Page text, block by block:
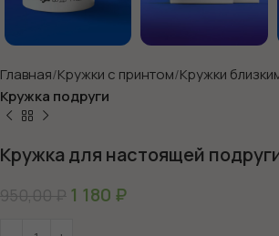
Главная Кружки с принтом Кружки
Кружка подруги
Кружка для настоящей
950,00₽ 1 180 ₽